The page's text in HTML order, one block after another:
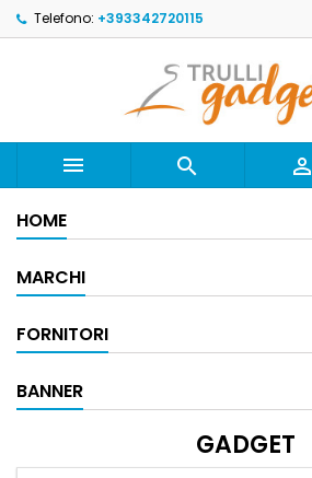
Telefono: +393342720115
  
HOME
MARCHI
FORNITORI
BANNER
GADGET